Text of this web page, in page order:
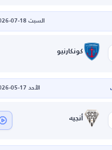
السبت 18-07-2026
كونكارنيو
الأحد 17-05-2026
أنجيه